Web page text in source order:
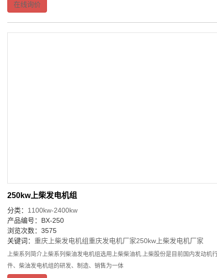
在线询价
250kw上柴发电机组
分类： 1100kw-2400kw
产品编号：BX-250
浏览次数：3575
关键词： 重庆上柴发电机组重庆发电机厂家250kw上柴发电机厂家
上柴系列简介上柴系列柴油发电机组选用上柴柴油机.上柴股份是目前国内发动
件、柴油发电机组的研发、制造、销售为一体